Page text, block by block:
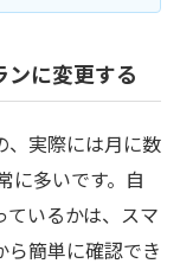
に変更する
、実際には月に数
に多いです。自
いるかは、スマ
簡単に確認でき